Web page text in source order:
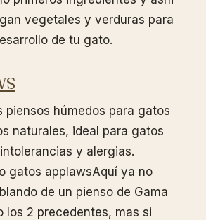
vegetales y verduras para
de tu gato.
piensos húmedos para gatos
naturales, ideal para gatos
y alergias.
gatos applawsAquí ya no
de un pienso de Gama
los 2 precedentes, mas si